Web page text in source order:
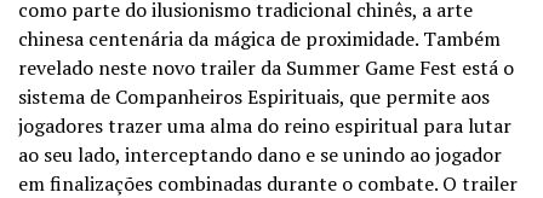
como parte do ilusionismo tradicional chinês, a arte
chinesa centenária da mágica de proximidade. Também
revelado neste novo trailer da Summer Game Fest está o
sistema de Companheiros Espirituais, que permite aos
jogadores trazer uma alma do reino espiritual para lutar
ao seu lado, interceptando dano e se unindo ao jogador
em finalizações combinadas durante o combate. O trailer